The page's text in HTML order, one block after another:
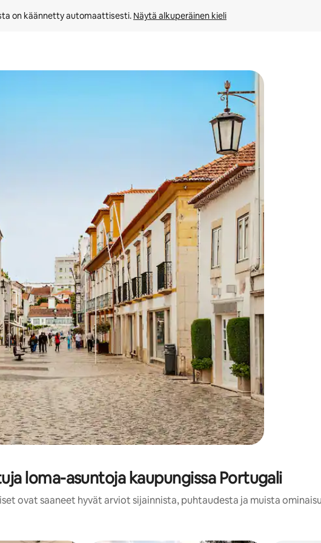
on käännetty automaattisesti. Näytä alkuperäinen kieli
tai tutustu koskettamalla tai pyyhkäisemällä.
loma-asuntoja kaupungissa Portugali
ovat saaneet hyvät arviot sijainnista, puhtaudesta ja muista